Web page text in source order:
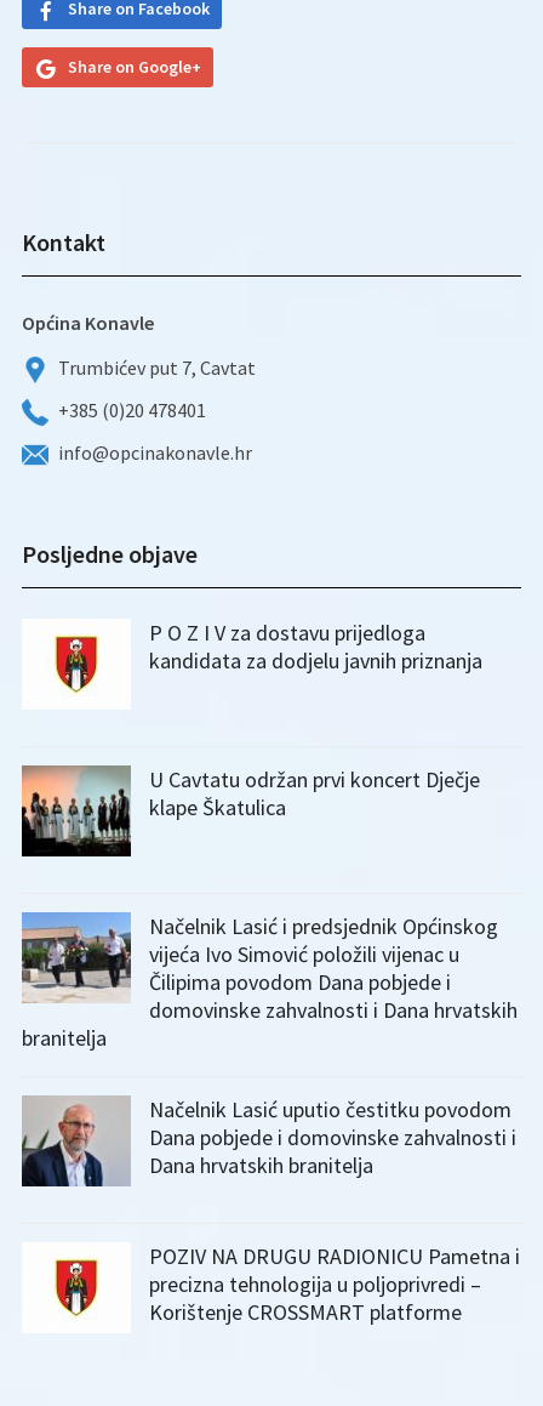
Share on Facebook
Share on Google+
Kontakt
Općina Konavle
Trumbićev put 7, Cavtat
+385 (0)20 478401
info@opcinakonavle.hr
Posljedne objave
P O Z I V za dostavu prijedloga
kandidata za dodjelu javnih priznanja
U Cavtatu održan prvi koncert Dječje
klape Škatulica
Načelnik Lasić i predsjednik Općinskog
vijeća Ivo Simović položili vijenac u
Čilipima povodom Dana pobjede i
domovinske zahvalnosti i Dana hrvatskih
branitelja
Načelnik Lasić uputio čestitku povodom
Dana pobjede i domovinske zahvalnosti i
Dana hrvatskih branitelja
POZIV NA DRUGU RADIONICU Pametna i
precizna tehnologija u poljoprivredi –
Korištenje CROSSMART platforme